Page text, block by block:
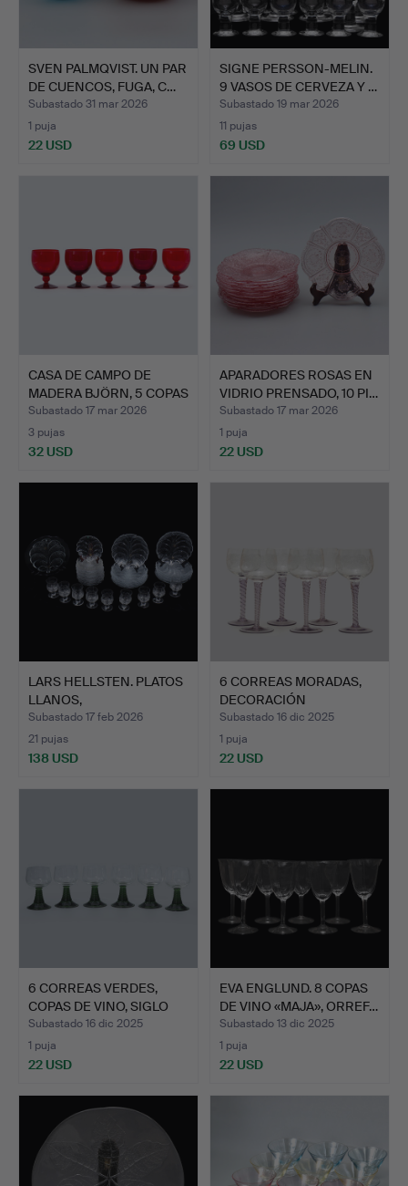
SVEN PALMQVIST. UN PAR
DE CUENCOS, FUGA, C…
Subastado 31 mar 2026
1 puja
22 USD
SIGNE PERSSON-MELIN.
9 VASOS DE CERVEZA Y …
Subastado 19 mar 2026
11 pujas
69 USD
CASA DE CAMPO DE
MADERA BJÖRN, 5 COPAS
DE …
Subastado 17 mar 2026
3 pujas
32 USD
APARADORES ROSAS EN
VIDRIO PRENSADO, 10 PI…
Subastado 17 mar 2026
1 puja
22 USD
LARS HELLSTEN. PLATOS
LLANOS,
GUARNICIONES…
Subastado 17 feb 2026
21 pujas
138 USD
6 CORREAS MORADAS,
DECORACIÓN
PANTOGRAFIAD…
Subastado 16 dic 2025
1 puja
22 USD
6 CORREAS VERDES,
COPAS DE VINO, SIGLO
XX.
Subastado 16 dic 2025
1 puja
22 USD
EVA ENGLUND. 8 COPAS
DE VINO «MAJA», ORREF…
Subastado 13 dic 2025
1 puja
22 USD